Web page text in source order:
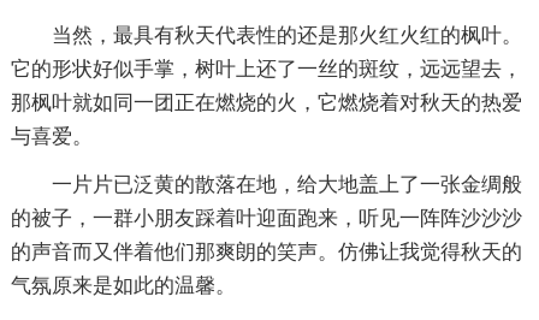
当然，最具有秋天代表性的还是那火红火红的枫叶。
它的形状好似手掌，树叶上还了一丝的斑纹，远远望去，
那枫叶就如同一团正在燃烧的火，它燃烧着对秋天的热爱
与喜爱。
一片片已泛黄的散落在地，给大地盖上了一张金绸般
的被子，一群小朋友踩着叶迎面跑来，听见一阵阵沙沙沙
的声音而又伴着他们那爽朗的笑声。仿佛让我觉得秋天的
气氛原来是如此的温馨。